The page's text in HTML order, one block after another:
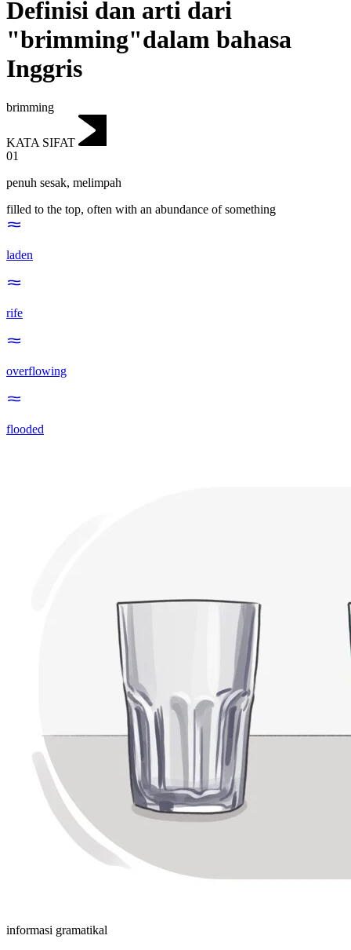
Definisi dan arti dari
"brimming"dalam bahasa
Inggris
brimming
KATA SIFAT
01
penuh sesak, melimpah
filled to the top, often with an abundance of something
laden
rife
overflowing
flooded
informasi gramatikal